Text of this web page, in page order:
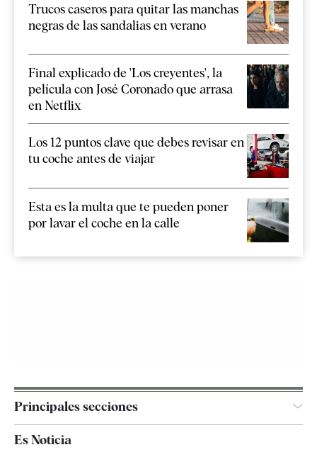
Trucos caseros para quitar las manchas
negras de las sandalias en verano
Final explicado de 'Los creyentes', la
película con José Coronado que arrasa
en Netflix
Los 12 puntos clave que debes revisar en
tu coche antes de viajar
Esta es la multa que te pueden poner
por lavar el coche en la calle
Principales secciones
Es Noticia